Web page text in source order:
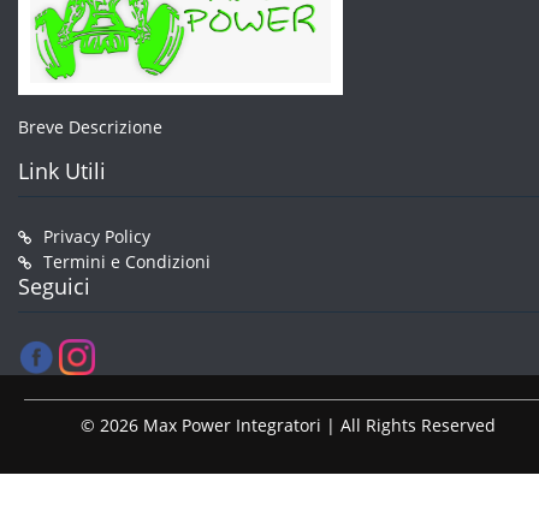
Breve Descrizione
Link Utili
Privacy Policy
Termini e Condizioni
Seguici
© 2026 Max Power Integratori | All Rights Reserved